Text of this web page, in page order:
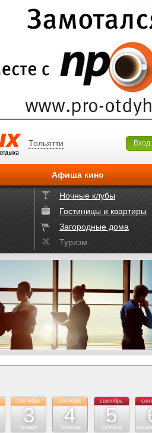
Тольятти Вход
Афиша кино
Ночные клубы
Гостиницы и квартиры
Загородные дома
Туризм
сентябрь
3
четверг
сентябрь
4
пятница
сентябрь
5
суббота